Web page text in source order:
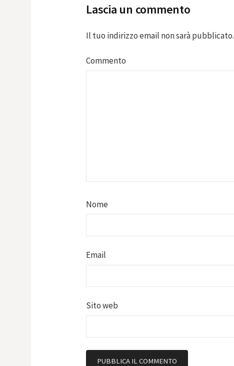
Lascia un commento
Il tuo indirizzo email non sarà pubblicato.
Commento
Nome
Email
Sito web